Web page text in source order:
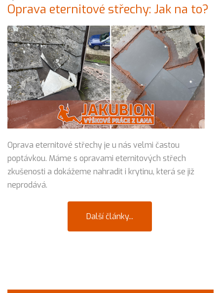
Oprava eternitové střechy: Jak na to?
Oprava eternitové střechy je u nás velmi častou
poptávkou. Máme s opravami eternitových střech
zkušenosti a dokážeme nahradit i krytinu, která se již
neprodává.
Další články...